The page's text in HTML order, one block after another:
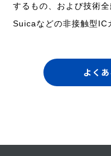
するもの、および技術全
Suicaなどの非接触型IC
よく